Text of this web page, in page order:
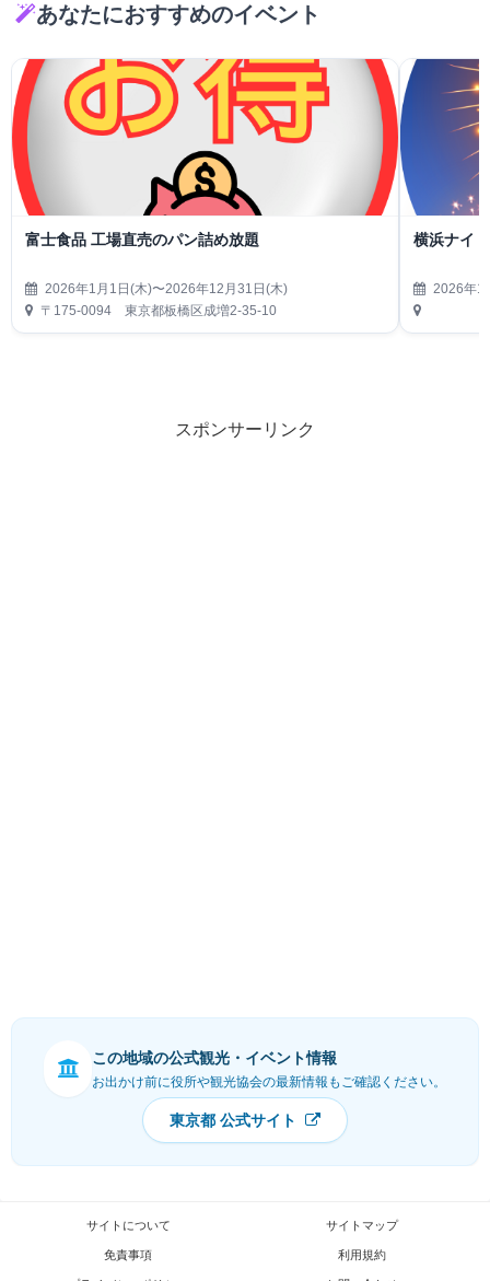
あなたにおすすめのイベント
富士食品 工場直売のパン詰め放題
2026年1月1日(木)〜2026年12月31日(木)
〒175-0094 東京都板橋区成増2-35-10
横浜ナイ
2026年1
スポンサーリンク
この地域の公式観光・イベント情報
お出かけ前に役所や観光協会の最新情報もご確認ください。
東京都 公式サイト
サイトについて サイトマップ
免責事項 利用規約